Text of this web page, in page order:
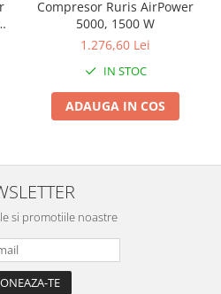
si
cu
Compresor Ruris AirPower
5000, 1500 W
1.276,60 Lei
IN STOC
ADAUGA IN COS
si promotiile noastre